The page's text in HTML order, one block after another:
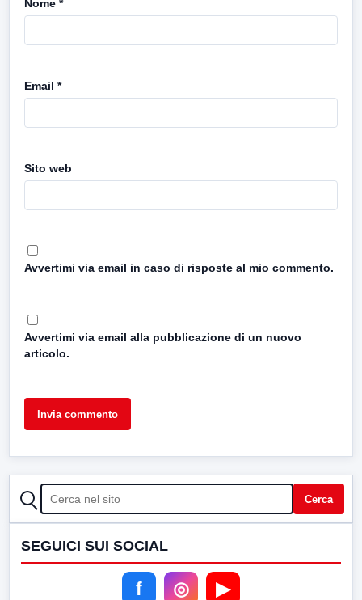
Nome *
Email *
Sito web
Avvertimi via email in caso di risposte al mio commento.
Avvertimi via email alla pubblicazione di un nuovo
articolo.
CERCA Cerca
SEGUICI SUI SOCIAL
f ◎ ▶